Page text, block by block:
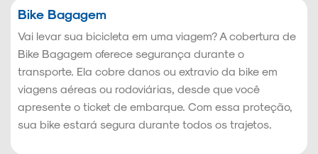
Bike Bagagem
Vai levar sua bicicleta em uma viagem? A cobertura de
Bike Bagagem oferece segurança durante o
transporte. Ela cobre danos ou extravio da bike em
viagens aéreas ou rodoviárias, desde que você
apresente o ticket de embarque. Com essa proteção,
sua bike estará segura durante todos os trajetos.